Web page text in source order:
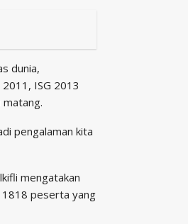
dunia,
ISG 2013
pengalaman kita
mengatakan
1818 peserta yang